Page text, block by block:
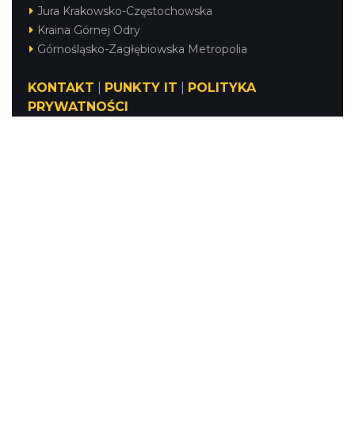
Jura Krakowsko-Częstochowska
Kraina Górnej Odry
Górnośląsko-Zagłębiowska Metropolia
KONTAKT PUNKTY IT
POLITYKA
PRYWATNOŚCI